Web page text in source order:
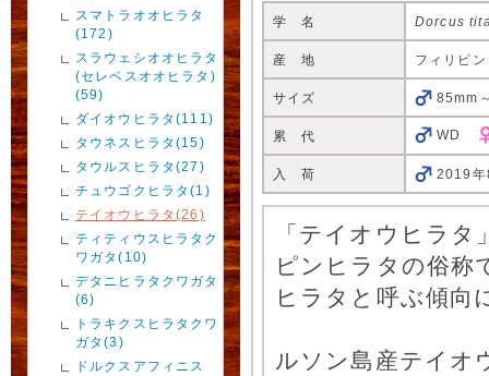
スマトラオオヒラタ
(172)
スラウェシオオヒラタ
(セレベスオオヒラタ)
(59)
ダイオウヒラタ(111)
タウネスヒラタ(15)
タウルスヒラタ(27)
チュウゴクヒラタ(1)
テイオウヒラタ(26)
ティティウスヒラタク
ワガタ(10)
デタニヒラタクワガタ
(6)
トラキクスヒラタクワ
ガタ(3)
ドルクスアフィニス
学 名 Dorcus
産 地 フィリピ
サイズ 85mm
累 代 WD
入 荷 2019年
「テイオウヒラ
ピンヒラタの俗称
ヒラタと呼ぶ傾向
ルソン島産テイオ